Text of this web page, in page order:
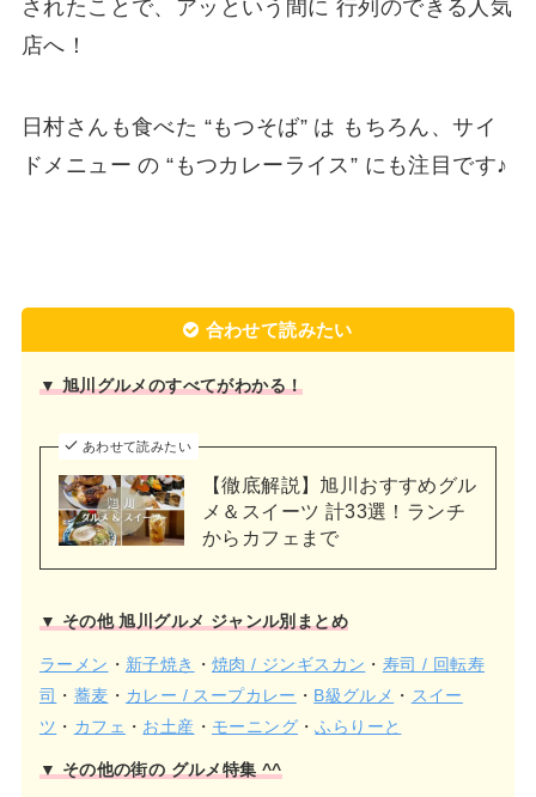
されたことで、アッという間に 行列のできる人気
店へ！
日村さんも食べた “もつそば” は もちろん、サイ
ドメニュー の “もつカレーライス” にも注目です♪
合わせて読みたい
▼ 旭川グルメのすべてがわかる！
あわせて読みたい
【徹底解説】旭川おすすめグル
メ＆スイーツ 計33選！ランチ
からカフェまで
▼ その他 旭川グルメ ジャンル別まとめ
ラーメン ・ 新子焼き ・ 焼肉 / ジンギスカン ・ 寿司 / 回転寿
司
・ 蕎麦 ・ カレー / スープカレー ・ B級グルメ ・ スイー
ツ ・ カフェ ・ お土産 ・ モーニング ・ふらりーと
▼ その他の街の グルメ特集 ^^